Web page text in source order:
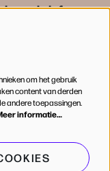
om het gebruik
content van derden
andere toepassingen.
informatie…